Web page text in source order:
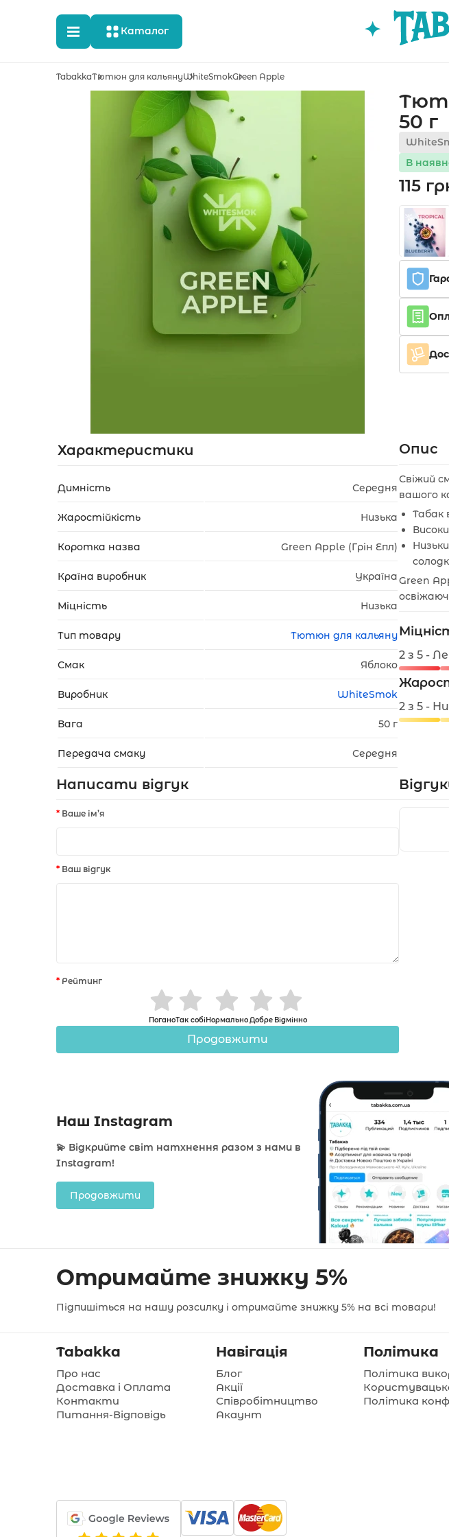
Каталог
TabakkaТютюн для кальянуWhiteSmokGreen Apple
50 г
В
115
Характеристики
Димність Середня
Жаростійкість Низька
Коротка назва Green Apple (Грін Епл)
Країна виробник Україна
Міцність Низька
Тип товару Тютюн для кальяну
Смак Яблоко
Виробник WhiteSmok
Вага 50 г
Передача смаку Середня
Опис
Свіжий
вашого
Табак
Green
2 з 5 -
2 з 5 -
Написати відгук
Ваше ім’я
Ваш відгук
Рейтинг
ПоганоТак собіНормальноДобре Відмінно
Продовжити
Наш Instagram
💫 Відкрийте світ натхнення разом з нами в
Instagram!
Продовжити
Отримайте знижку 5%
Підпишіться на нашу розсилку і отримайте знижку 5% на всі товари!
Tabakka
Про нас
Доставка і Оплата
Контакти
Питання-Відповідь
Навігація
Блог
Акції
Співробітництво
Акаунт
Політика
Політика
Політика